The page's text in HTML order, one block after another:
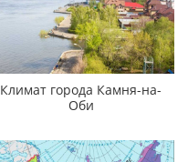
Климат города Камня-на-
Оби